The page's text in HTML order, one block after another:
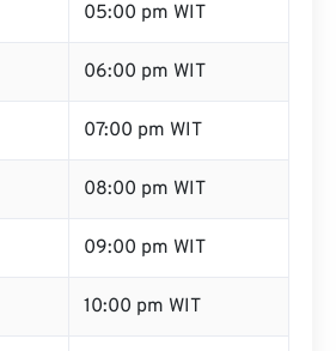
05:00 pm WIT
06:00 pm WIT
07:00 pm WIT
08:00 pm WIT
09:00 pm WIT
10:00 pm WIT